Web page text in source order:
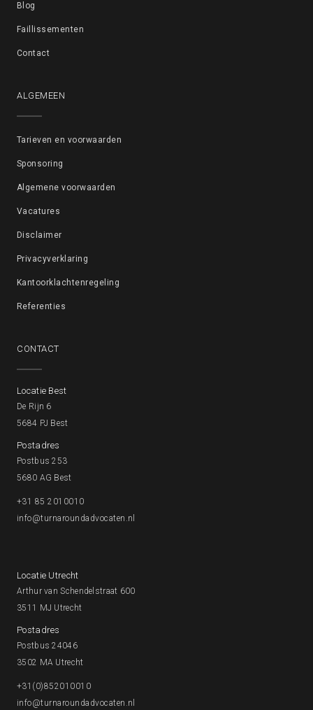
Blog
Faillissementen
Contact
ALGEMEEN
Tarieven en voorwaarden
Sponsoring
Algemene voorwaarden
Vacatures
Disclaimer
Privacyverklaring
Kantoorklachtenregeling
Referenties
CONTACT
Locatie Best
De Rijn 6
5684 PJ Best
Postadres
Postbus 253
5680 AG Best
+31 85 2010010
info@turnaroundadvocaten.nl
Locatie Utrecht
Arthur van Schendelstraat 600
3511 MJ Utrecht
Postadres
Postbus 24046
3502 MA Utrecht
+31(0)852010010
info@turnaroundadvocaten.nl